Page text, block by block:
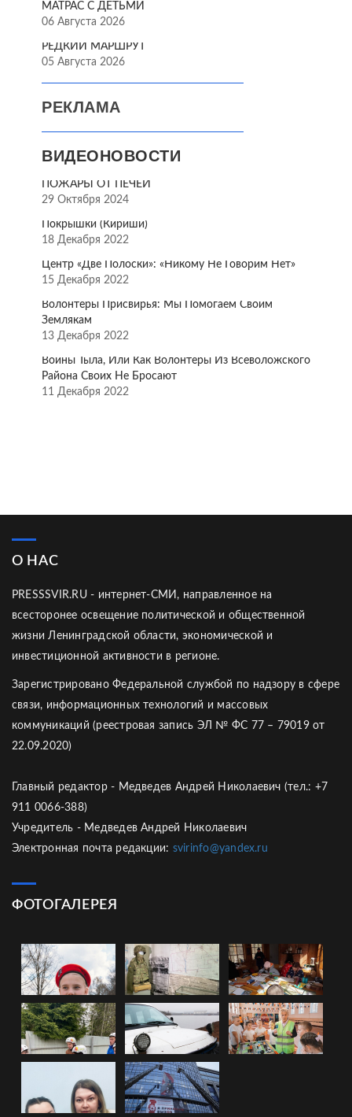
МАТРАС С ДЕТЬМИ
06 Августа 2026
РЕДКИЙ МАРШРУТ
05 Августа 2026
РЕКЛАМА
ВИДЕОНОВОСТИ
ПОЖАРЫ ОТ ПЕЧЕЙ
29 Октября 2024
Покрышки (Кириши)
18 Декабря 2022
Центр «Две Полоски»: «Никому Не Говорим Нет»
15 Декабря 2022
Волонтёры Присвирья: Мы Помогаем Своим
Землякам
13 Декабря 2022
Воины Тыла, Или Как Волонтёры Из Всеволожского
Района Своих Не Бросают
11 Декабря 2022
О НАС
PRESSSVIR.RU - интернет-СМИ, направленное на
всесторонее освещение политической и общественной
жизни Ленинградской области, экономической и
инвестиционной активности в регионе.
Зарегистрировано Федеральной службой по надзору в сфере
связи, информационных технологий и массовых
коммуникаций (реестровая запись ЭЛ № ФС 77 – 79019 от
22.09.2020)
Главный редактор - Медведев Андрей Николаевич (тел.: +7
911 0066-388)
Учредитель - Медведев Андрей Николаевич
Электронная почта редакции: svirinfo@yandex.ru
ФОТОГАЛЕРЕЯ